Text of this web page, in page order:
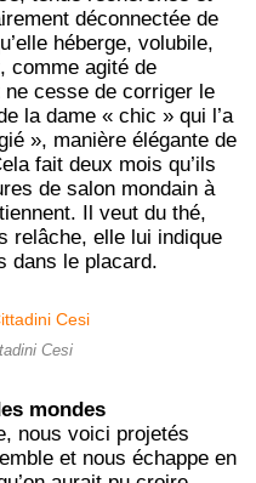
déconnectée de
héberge, volubile,
comme agité de
ne cesse de corriger le
la dame « chic » qui l’a
», manière élégante de
fait deux mois qu’ils
de salon mondain à
Il veut du thé,
relâche, elle lui indique
dans le placard.
Cesi
mondes
nous voici projetés
et nous échappe en